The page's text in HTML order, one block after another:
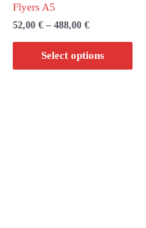
Flyers A5
52,00 € – 488,00 €
Select options